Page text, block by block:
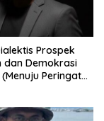
Prospek
dan Demokrasi
Peringatan